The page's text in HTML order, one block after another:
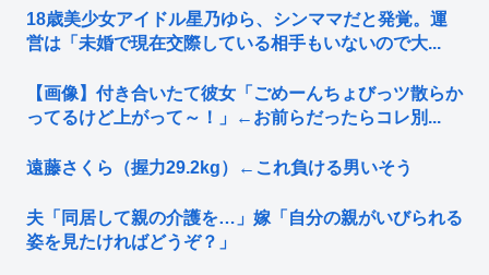
18歳美少女アイドル星乃ゆら、シンママだと発覚。運
営は「未婚で現在交際している相手もいないので大...
【画像】付き合いたて彼女「ごめーんちょびっツ散らか
ってるけど上がって～！」←お前らだったらコレ別...
遠藤さくら（握力29.2kg）←これ負ける男いそう
夫「同居して親の介護を…」嫁「自分の親がいびられる
姿を見たければどうぞ？」